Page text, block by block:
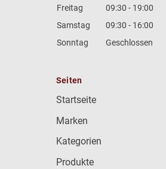
Freitag
09:30 - 19:00
Samstag
09:30 - 16:00
Sonntag
Geschlossen
Seiten
Startseite
Marken
Kategorien
Produkte